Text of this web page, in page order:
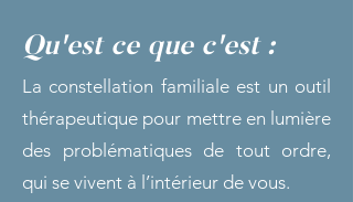
Qu'est cequec'est :
La constellation familiale est un outil
thérapeutique pour mettre en lumière
des problématiques de tout ordre,
qui se vivent à l’intérieur de vous.